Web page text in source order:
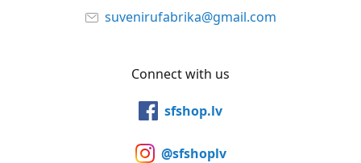
suvenirufabrika@gmail.com
Connect with us
sfshop.lv
@sfshoplv